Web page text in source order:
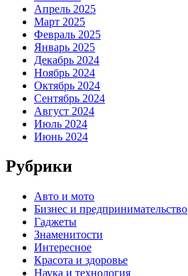
Апрель 2025
Март 2025
Февраль 2025
Январь 2025
Декабрь 2024
Ноябрь 2024
Октябрь 2024
Сентябрь 2024
Август 2024
Июль 2024
Июнь 2024
Рубрики
Авто и мото
Бизнес и предпринимательство
Гаджеты
Знаменитости
Интересное
Красота и здоровье
Наука и технология